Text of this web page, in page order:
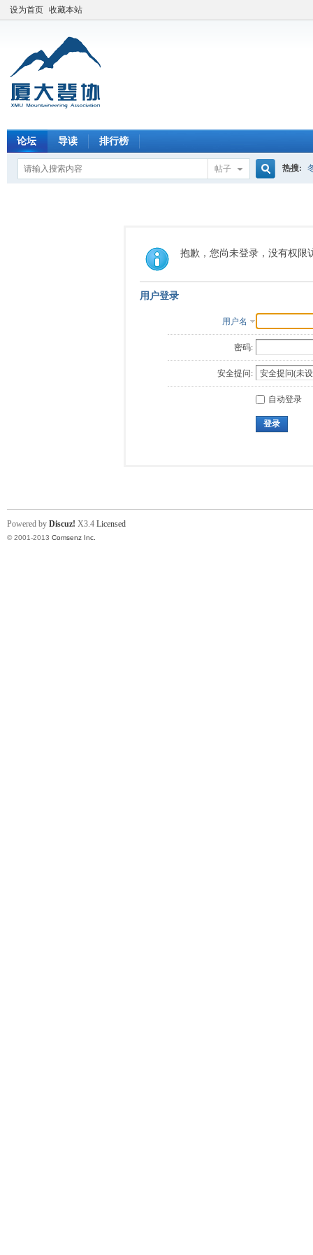
设为首页 收藏本站
论坛 导读 排行榜
帖子
索
热搜:
抱歉，您尚未登录，没有权限
用户登录
用户名
密码:
安全提问:
自动登录
登录
Powered by Discuz! X3.4 Licensed
© 2001-2013 Comsenz Inc.